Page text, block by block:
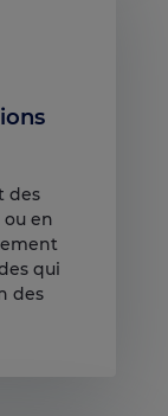
des
en
qui
des